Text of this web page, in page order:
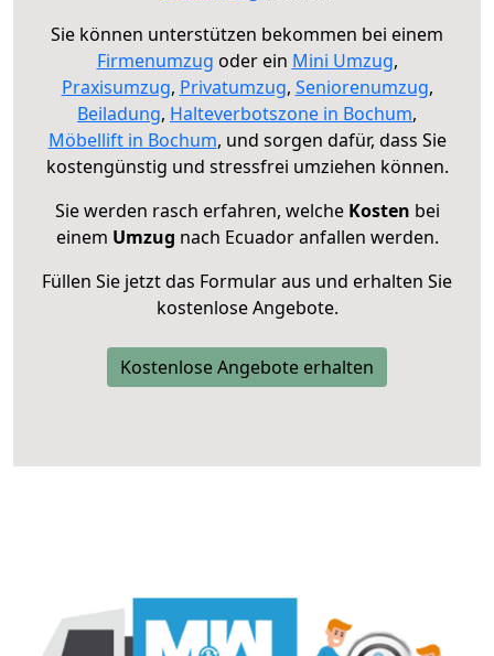
Sie können unterstützen bekommen bei einem
Firmenumzug oder ein Mini Umzug,
Praxisumzug, Privatumzug, Seniorenumzug,
Beiladung, Halteverbotszone in Bochum,
Möbellift in Bochum, und sorgen dafür, dass Sie
kostengünstig und stressfrei umziehen können.
Sie werden rasch erfahren, welche Kosten bei
einem Umzug nach Ecuador anfallen werden.
Füllen Sie jetzt das Formular aus und erhalten Sie
kostenlose Angebote.
Kostenlose Angebote erhalten